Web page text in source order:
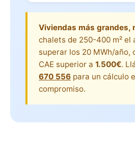
Viviendas más grandes,
chalets de 250-400 m² el
superar los 20 MWh/año,
CAE superior a 1.500€.
670 556 para un cálculo
compromiso.